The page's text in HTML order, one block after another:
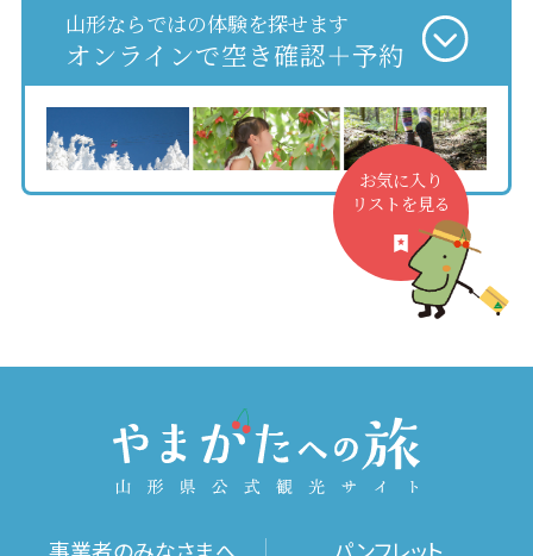
山形ならではの体験を探せます
オンラインで空き確認＋予約
お気に入り
リストを見る